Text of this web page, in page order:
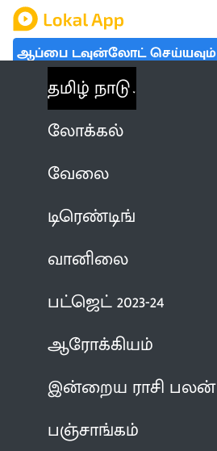
ஆப்பை டவுன்லோட் செய்யவும்
தமிழ் நாடு
லோக்கல்
வேலை
டிரெண்டிங்
வானிலை
பட்ஜெட் 2023-24
ஆரோக்கியம்
இன்றைய ராசி பலன்
பஞ்சாங்கம்